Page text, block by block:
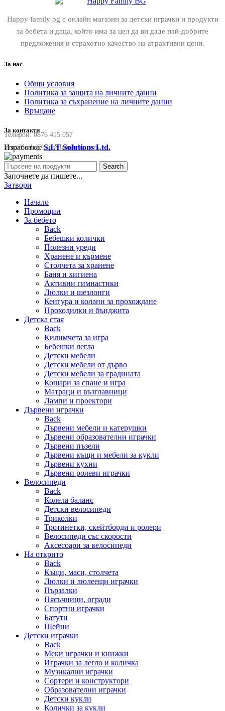
Happy family bg е онлайн магазин за детски играчки и продукти
за бебета и деца, който има за цел да ви даде най-добрите
предложения и страхотно качество на атрактивни цени.
За нас
Общи условия
Политика за защита на личните данни
Политика за съхранение на личните данни
Връщане
За контакти
Телефон:0876 415 057
Email:sale@happyfamilybg.com
Изработка:S.I.T Solutions Ltd.
Search
Започнете да пишете...
Затвори
Начало
Промоции
За бебето
Back
Бебешки колички
Полезни уреди
Хранене и кърмене
Столчета за хранене
Баня и хигиена
Активни гимнастики
Люлки и шезлонги
Кенгура и колани за прохождане
Проходилки и бънджита
Детска стая
Back
Килимчета за игра
Бебешки легла
Детски мебели
Детски мебели от дърво
Детски мебели за градината
Кошари за спане и игра
Матраци и възглавници
Лампи и проектори
Дървени играчки
Back
Дървени мебели и катерушки
Дървени образователни играчки
Дървени пъзели
Дървени къщи и мебели за кукли
Дървени кухни
Дървени ролеви играчки
Велосипеди
Back
Колела баланс
Детски велосипеди
Триколки
Тротинетки, скейтборди и ролери
Велосипеди със скорости
Аксесоари за велосипеди
На открито
Back
Къщи, маси, столчета
Люлки и люлеещи играчки
Пързалки
Пясъчници, огради
Спортни играчки
Батути
Шейни
Детски играчки
Back
Меки играчки и книжки
Играчки за легло и количка
Музикални играчки
Сортери и конструктори
Образователни играчки
Детски кукли
Колички за кукли